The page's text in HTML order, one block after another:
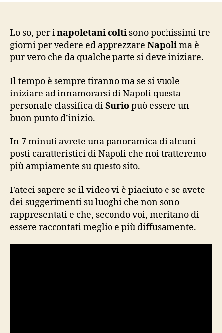
in
tre
giorni?
Lo so, per inapoletani colti sono pochissimi tre
giorni per vedere ed apprezzare Napolima è
pur vero che da qualche parte si deve iniziare.
Il tempo è sempre tiranno ma se si vuole
iniziare ad innamorarsi di Napoli questa
personale classifica diSuriopuò essere un
buon punto d’inizio.
In 7 minuti avrete una panoramica di alcuni
posti caratteristici di Napoli che noi tratteremo
più ampiamente su questo sito.
Fateci sapere se il video vi è piaciuto e se avete
dei suggerimenti su luoghi che non sono
rappresentati e che, secondo voi, meritano di
essere raccontati meglio e più diffusamente.